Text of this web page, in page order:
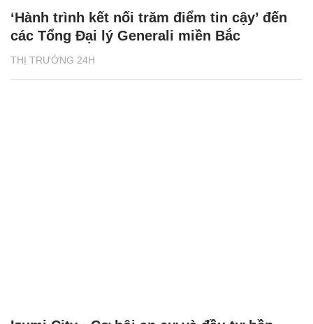
THỊ TRƯỜNG 24H
‘Hành trình kết nối trăm điểm tin cậy’ đến
các Tổng Đại lý Generali miền Bắc